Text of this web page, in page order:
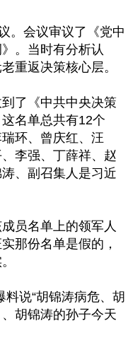
。会议审议了《党中
。当时有分析认
重返决策核心层。
了《中共中央决策
名单总共有12个
环、曾庆红、汪
李强、丁薛祥、赵
、副召集人是习近
员名单上的领军人
那份名单是假的，
说“胡锦涛病危、胡
胡锦涛的孙子今天